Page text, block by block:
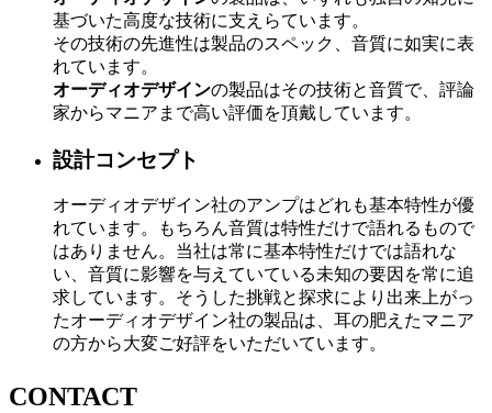
基づいた高度な技術に支えらています。
その技術の先進性は製品のスペック、音質に如実に表
れています。
オーディオデザインの製品はその技術と音質で、評論
家からマニアまで高い評価を頂戴しています。
設計コンセプト
オーディオデザイン社のアンプはどれも基本特性が優
れています。もちろん音質は特性だけで語れるもので
はありません。当社は常に基本特性だけでは語れな
い、音質に影響を与えていている未知の要因を常に追
求しています。そうした挑戦と探求により出来上がっ
たオーディオデザイン社の製品は、耳の肥えたマニア
の方から大変ご好評をいただいています。
CONTACT